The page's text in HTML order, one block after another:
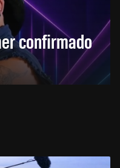
confirmado